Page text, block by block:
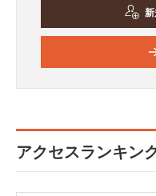
アクセスランキン